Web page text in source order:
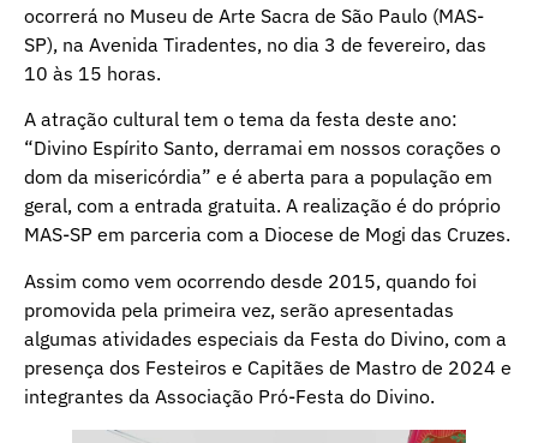
ocorrerá no Museu de Arte Sacra de São Paulo (MAS-
SP), na Avenida Tiradentes, no dia 3 de fevereiro, das
10 às 15 horas.
A atração cultural tem o tema da festa deste ano:
“Divino Espírito Santo, derramai em nossos corações o
dom da misericórdia” e é aberta para a população em
geral, com a entrada gratuita. A realização é do próprio
MAS-SP em parceria com a Diocese de Mogi das Cruzes.
Assim como vem ocorrendo desde 2015, quando foi
promovida pela primeira vez, serão apresentadas
algumas atividades especiais da Festa do Divino, com a
presença dos Festeiros e Capitães de Mastro de 2024 e
integrantes da Associação Pró-Festa do Divino.